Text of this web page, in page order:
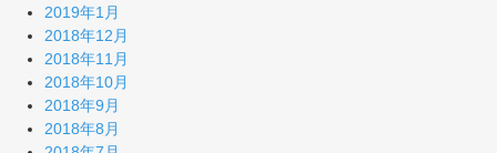
2019年1月
2018年12月
2018年11月
2018年10月
2018年9月
2018年8月